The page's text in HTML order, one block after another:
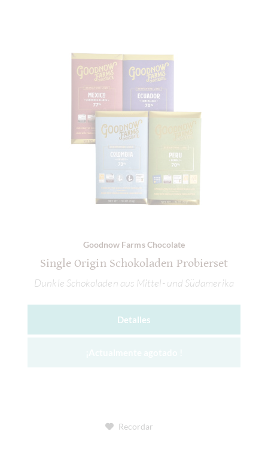
Goodnow Farms Chocolate
Single Origin Schokoladen Probierset
Dunkle Schokoladen aus Mittel- und Südamerika
Detalles
Recordar